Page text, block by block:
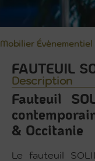
Mobilier Évènementiel
FAUTEUIL
Description
Fauteuil
& Occitanie
Le fauteuil